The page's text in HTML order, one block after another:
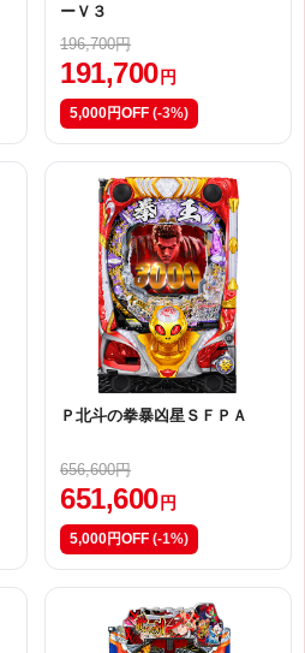
ーＶ３
196,700円
191,700 円
5,000円OFF (-3%)
Ｐ北斗の拳暴凶星ＳＦＰＡ
656,600円
651,600 円
5,000円OFF (-1%)